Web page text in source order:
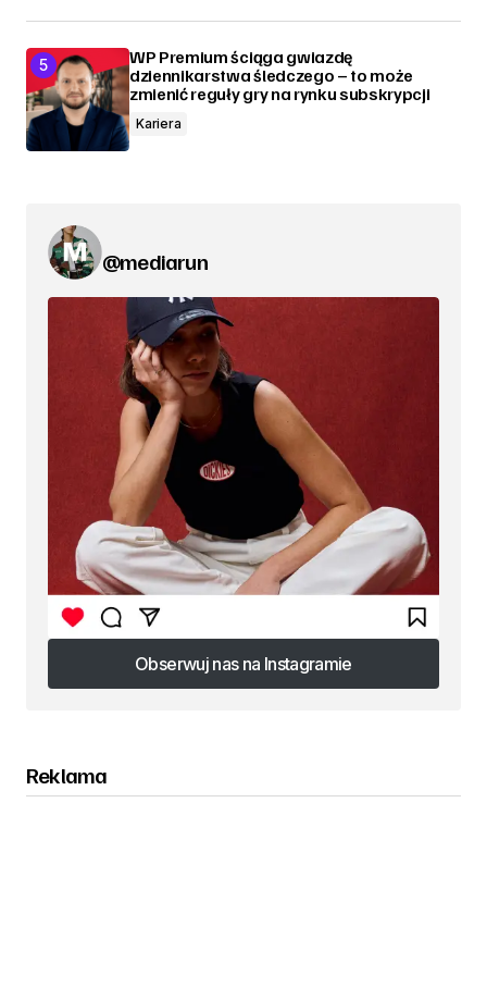
WP Premium ściąga gwiazdę
dziennikarstwa śledczego – to może
zmienić reguły gry na rynku subskrypcji
Kariera
@mediarun
Obserwuj nas na Instagramie
Obserwuj nas na Instagramie
Reklama